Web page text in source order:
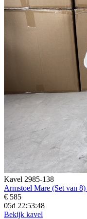
Kavel 2985-138
Armstoel Mare (Set van
€ 585
05d 22:53:45
Bekijk kavel